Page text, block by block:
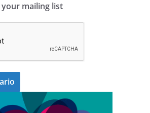
your mailing list